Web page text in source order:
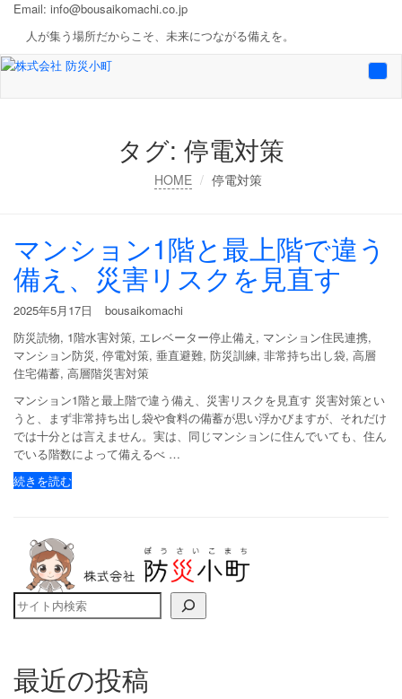
Email: info@bousaikomachi.co.jp
人が集う場所だからこそ、未来につながる備えを。
タグ: 停電対策
HOME 停電対策
マンション1階と最上階で違う
備え、災害リスクを見直す
2025年5月17日
bousaikomachi
防災読物, 1階水害対策, エレベーター停止備え , マンション住民連携,
マンション防災, 停電対策, 垂直避難, 防災訓練, 非常持ち出し袋, 高層
住宅備蓄, 高層階災害対策
マンション1階と最上階で違う備え、災害リスクを見直す 災害対策とい
うと、まず非常持ち出し袋や食料の備蓄が思い浮かびますが、それだけ
では十分とは言えません。実は、同じマンションに住んでいても、住ん
でいる階数によって備えるべ …
続きを読む
検索
最近の投稿